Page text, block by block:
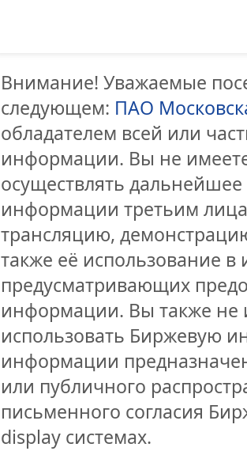
Внимание! Уважаемые
следующем: ПАО
обладателем всей или
информации. Вы не
осуществлять
информации третьим
трансляцию,
также её использование
предусматривающих
информации. Вы также не
использовать Биржевую
информации
или публичного
письменного согласия
display системах.